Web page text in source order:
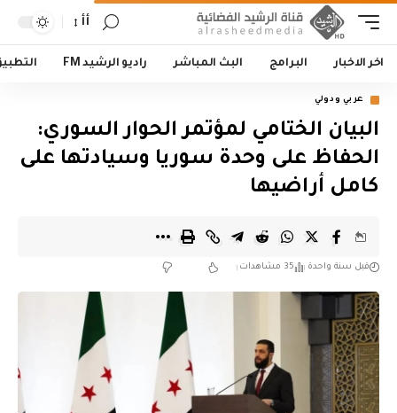
أأ
اخر الاخبار البرامج البث المباشر راديو الرشيد FM
عربي ودولي
البيان الختامي لمؤتمر الحوار السوري:
الحفاظ على وحدة سوريا وسيادتها على
كامل أراضيها
قبل سنة واحدة 35 مشاهدات